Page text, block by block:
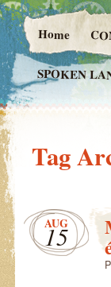
Home
SPOKEN
Tag
AUG
15